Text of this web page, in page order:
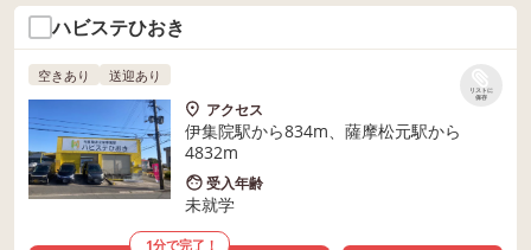
ハビステひおき
リストに
保存
空きあり 送迎あり
アクセス
伊集院駅から834m、薩摩松元駅から
4832m
受入年齢
未就学
1分で完了！